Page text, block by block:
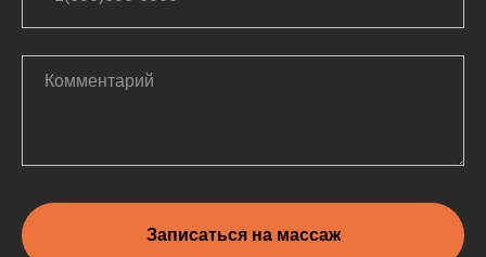
Записаться на массаж